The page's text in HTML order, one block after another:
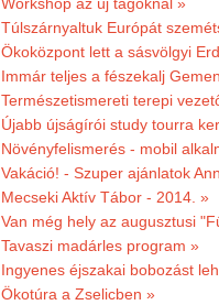
Túlszárnyaltuk Európát
Ökoközpont lett a sásvölgyi
Immár teljes a fészekalj
Természetismereti terepi
Újabb újságírói study tourra
Növényfelismerés - mobil
Vakáció! - Szuper ajánlatok
Mecseki Aktív Tábor - 2014. »
Van még hely az augusztusi
Tavaszi madárles program »
Ingyenes éjszakai bobozást
Ökotúra a Zselicben »